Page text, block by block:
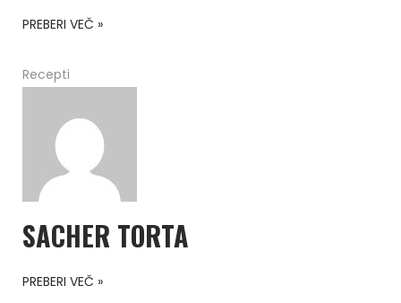
PREBERI VEČ »
Recepti
SACHER TORTA
PREBERI VEČ »